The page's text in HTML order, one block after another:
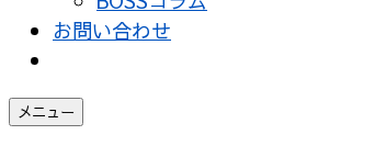
お問い合わせ
メニュー